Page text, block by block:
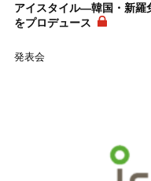
アイスタイル―韓国・新羅
をプロデュース
発表会